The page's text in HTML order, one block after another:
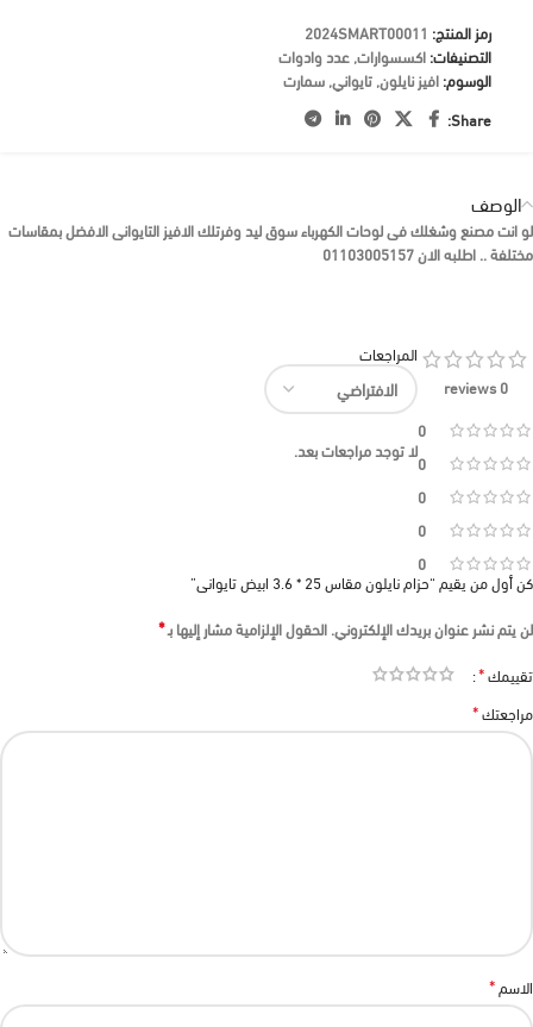
رمز المنتج: 2024SMART00011
التصنيفات:اكسسوارات,عدد وادوات
الوسوم:افيز نايلون,تايواني,سمارت
Share:
الوصف
لو انت مصنع وشغلك فى لوحات الكهرباء سوق ليد وفرتلك الافيز التايوانى الافضل بمقاسات
مختلفة .. اطلبه الان 01103005157
0 reviews
0
0
0
0
0
المراجعات
لا توجد مراجعات بعد.
كن أول من يقيم “حزام نايلون مقاس 25 * 3.6 ابيض تايوانى”
لن يتم نشر عنوان بريدك الإلكتروني.الحقول الإلزامية مشار إليها بـ*
تقييمك*
مراجعتك*
الاسم*